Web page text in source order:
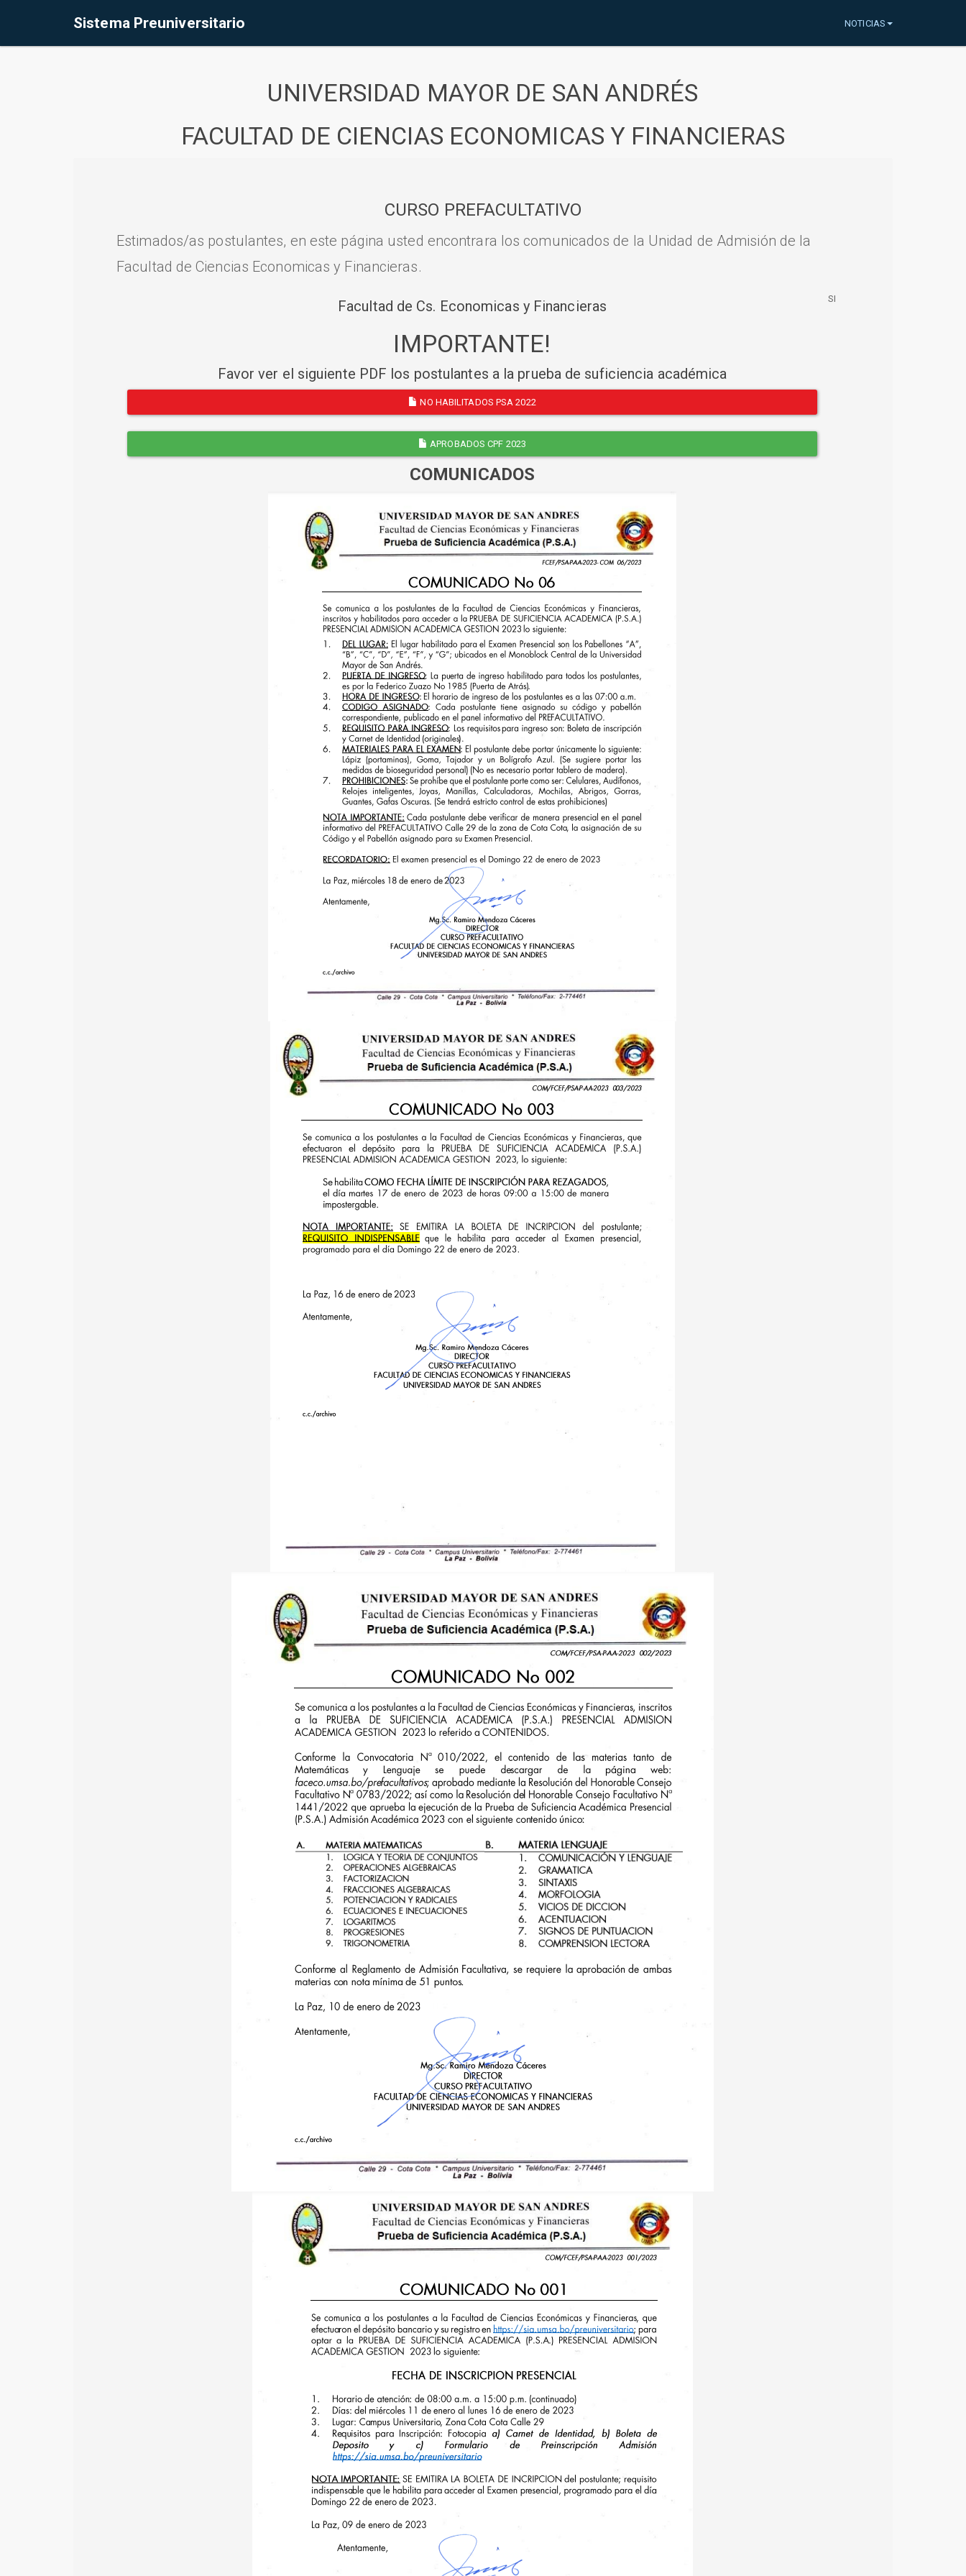
Sistema Preuniversitario NOTICIAS
UNIVERSIDAD MAYOR DE SAN ANDRÉS
FACULTAD DE CIENCIAS ECONOMICAS Y FINANCIERAS
CURSO PREFACULTATIVO
Estimados/as postulantes, en este página usted encontrara los comunicados de la Unidad de Admisión de la
Facultad de Ciencias Economicas y Financieras.
Facultad de Cs. Economicas y Financieras
IMPORTANTE!
Favor ver el siguiente PDF los postulantes a la prueba de suficiencia académica
NO HABILITADOS PSA 2022
APROBADOS CPF 2023
COMUNICADOS
SI